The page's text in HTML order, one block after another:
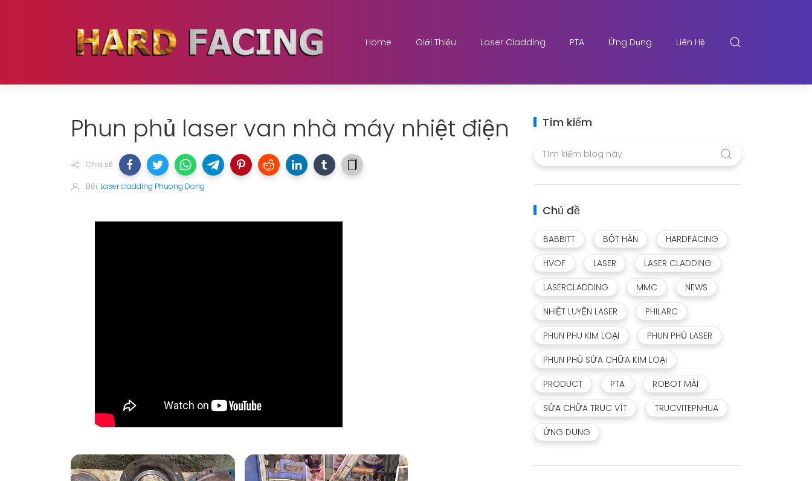
Home Giới Thiệu Laser Cladding PTA Ứng Dụng Liên Hệ
Phun phủ laser van nhà máy nhiệt điện
Chia sẻ
Bởi Laser cladding Phuong Dong
Tìm kiếm
Chủ đề
BABBITT BỘT HÀN
HARDFACING
HVOF
LASER
LASER CLADDING
LASERCLADDING
MMC
NEWS
NHIỆT LUYỆN LASER
PHILARC
PHUN PHU KIM LOẠI
PHUN PHỦ LASER
PHUN PHỦ SỬA CHỮA KIM LOẠI
PRODUCT
PTA
ROBOT MÀI
SỬA CHỮA TRỤC VÍT
TRUCVITEPNHUA
ỨNG DỤNG